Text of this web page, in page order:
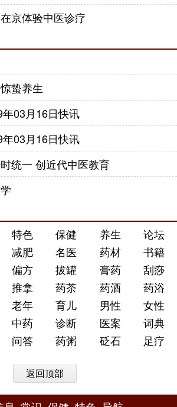
京体验中医诊疗
蛰养生
03月16日快讯
03月16日快讯
统一 创近代中医教育
特色 保健 养生
论坛
减肥 名医 药材
书籍
偏方 拔罐 膏药
刮痧
推拿 药茶 药酒
药浴
老年 育儿 男性
女性
中药 诊断 医案
词典
问答 药粥 砭石 足疗
返回顶部